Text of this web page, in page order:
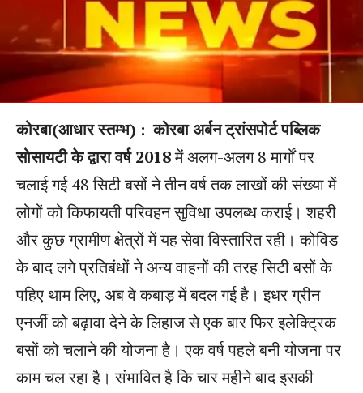
कोरबा(आधार स्तम्भ) : कोरबा अर्बन ट्रांसपोर्ट पब्लिक
सोसायटी के द्वारा वर्ष 2018में अलग-अलग 8 मार्गों पर
चलाई गई 48 सिटी बसों ने तीन वर्ष तक लाखों की संख्या में
लोगों को किफायती परिवहन सुविधा उपलब्ध कराई। शहरी
और कुछ ग्रामीण क्षेत्रों में यह सेवा विस्तारित रही। कोविड
के बाद लगे प्रतिबंधों ने अन्य वाहनों की तरह सिटी बसों के
पहिए थाम लिए, अब वे कबाड़ में बदल गई है। इधर ग्रीन
एनर्जी को बढ़ावा देने के लिहाज से एक बार फिर इलेक्ट्रिक
बसों को चलाने की योजना है। एक वर्ष पहले बनी योजना पर
काम चल रहा है। संभावित है कि चार महीने बाद इसकी